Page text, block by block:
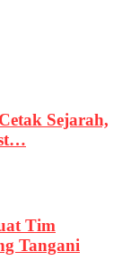
Sejarah,
Tim
Tangani